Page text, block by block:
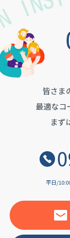
皆さま
最適なコ
まず
平日/